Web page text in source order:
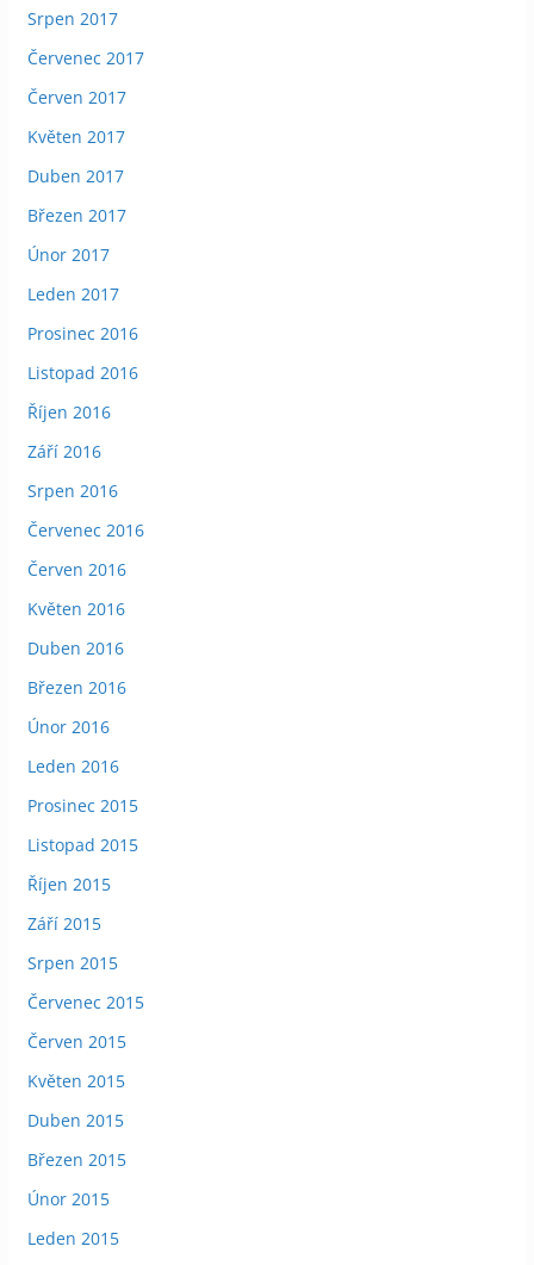
Srpen 2017
Červenec 2017
Červen 2017
Květen 2017
Duben 2017
Březen 2017
Únor 2017
Leden 2017
Prosinec 2016
Listopad 2016
Říjen 2016
Září 2016
Srpen 2016
Červenec 2016
Červen 2016
Květen 2016
Duben 2016
Březen 2016
Únor 2016
Leden 2016
Prosinec 2015
Listopad 2015
Říjen 2015
Září 2015
Srpen 2015
Červenec 2015
Červen 2015
Květen 2015
Duben 2015
Březen 2015
Únor 2015
Leden 2015